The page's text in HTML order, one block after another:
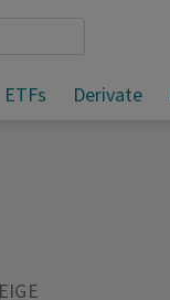
ETFs Derivate
Teilen Merken